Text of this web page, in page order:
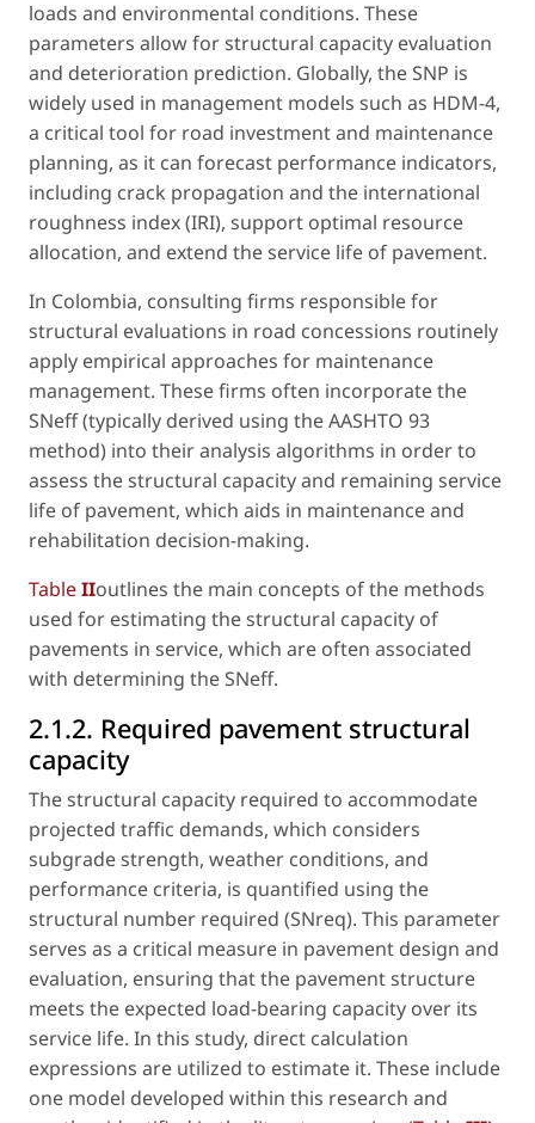
loads and environmental conditions. These
parameters allow for structural capacity evaluation
and deterioration prediction. Globally, the SNP is
widely used in management models such as HDM-4,
a critical tool for road investment and maintenance
planning, as it can forecast performance indicators,
including crack propagation and the international
roughness index (IRI), support optimal resource
allocation, and extend the service life of pavement.
In Colombia, consulting firms responsible for
structural evaluations in road concessions routinely
apply empirical approaches for maintenance
management. These firms often incorporate the
SNeff (typically derived using the AASHTO 93
method) into their analysis algorithms in order to
assess the structural capacity and remaining service
life of pavement, which aids in maintenance and
rehabilitation decision-making.
TableIIoutlines the main concepts of the methods
used for estimating the structural capacity of
pavements in service, which are often associated
with determining the SNeff.
2.1.2. Required pavement structural
capacity
The structural capacity required to accommodate
projected traffic demands, which considers
subgrade strength, weather conditions, and
performance criteria, is quantified using the
structural number required (SNreq). This parameter
serves as a critical measure in pavement design and
evaluation, ensuring that the pavement structure
meets the expected load-bearing capacity over its
service life. In this study, direct calculation
expressions are utilized to estimate it. These include
one model developed within this research and